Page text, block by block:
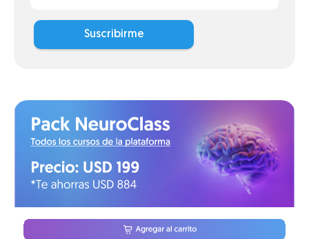
Suscribirme